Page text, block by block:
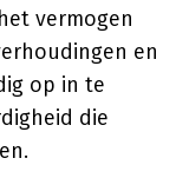
vermogen
en
op in te
die